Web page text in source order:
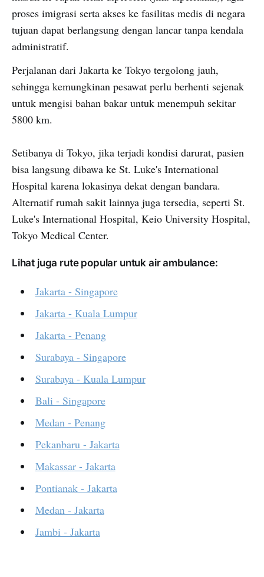
proses imigrasi serta akses ke fasilitas medis di negara
tujuan dapat berlangsung dengan lancar tanpa kendala
administratif.
Perjalanan dari Jakarta ke Tokyo tergolong jauh,
sehingga kemungkinan pesawat perlu berhenti sejenak
untuk mengisi bahan bakar untuk menempuh sekitar
5800 km.
Setibanya di Tokyo, jika terjadi kondisi darurat, pasien
bisa langsung dibawa ke St. Luke's International
Hospital karena lokasinya dekat dengan bandara.
Alternatif rumah sakit lainnya juga tersedia, seperti St.
Luke's International Hospital, Keio University Hospital,
Tokyo Medical Center.
Lihat juga rute popular untuk air ambulance:
Jakarta - Singapore
Jakarta - Kuala Lumpur
Jakarta - Penang
Surabaya - Singapore
Surabaya - Kuala Lumpur
Bali - Singapore
Medan - Penang
Pekanbaru - Jakarta
Makassar - Jakarta
Pontianak - Jakarta
Medan - Jakarta
Jambi - Jakarta